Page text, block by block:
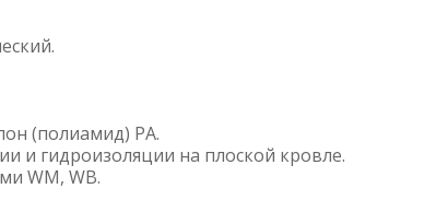
(полиамид) PA.
и гидроизоляции на плоской кровле.
WM, WB.